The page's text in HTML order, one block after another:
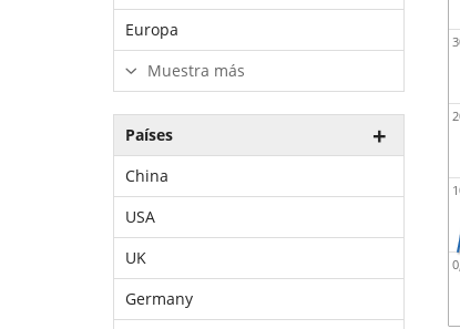
Europa
Muestra más
Países
China
USA
UK
Germany